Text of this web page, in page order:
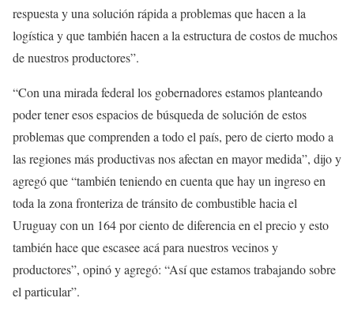
respuesta y una solución rápida a problemas que hacen a la
logística y que también hacen a la estructura de costos de muchos
de nuestros productores”.
“Con una mirada federal los gobernadores estamos planteando
poder tener esos espacios de búsqueda de solución de estos
problemas que comprenden a todo el país, pero de cierto modo a
las regiones más productivas nos afectan en mayor medida”, dijo y
agregó que “también teniendo en cuenta que hay un ingreso en
toda la zona fronteriza de tránsito de combustible hacia el
Uruguay con un 164 por ciento de diferencia en el precio y esto
también hace que escasee acá para nuestros vecinos y
productores”, opinó y agregó: “Así que estamos trabajando sobre
el particular”.